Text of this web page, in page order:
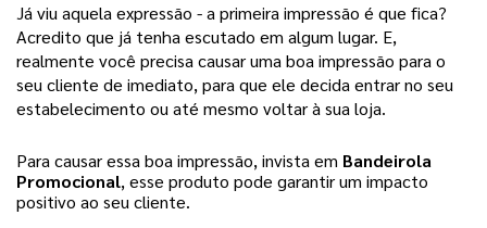
Já viu aquela expressão - a primeira impressão é que fica?
Acredito que já tenha escutado em algum lugar. E,
realmente você precisa causar uma boa impressão para o
seu cliente de imediato, para que ele decida entrar no seu
estabelecimento ou até mesmo voltar à sua loja.
Para causar essa boa impressão, invista em Bandeirola
Promocional, esse produto pode garantir um impacto
positivo ao seu cliente.